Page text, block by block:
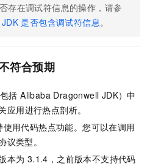
存在调试符信息的操作，请参
JDK 是否包含调试符信息 。
符合预期
括 Alibaba Dragonwell JDK）中
应用进行热点剖析。
用代码热点功能。您可以在调用
议类型。
本为 3.1.4，之前版本不支持代码